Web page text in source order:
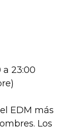
a 23:00
EDM más
Los